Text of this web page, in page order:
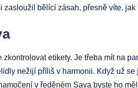
zasloužil bělící zásah, přesně víte, jak
etikety. Je třeba mít na
nežijí příliš v harmonii. Když už se
v ředěném Sava byste ho